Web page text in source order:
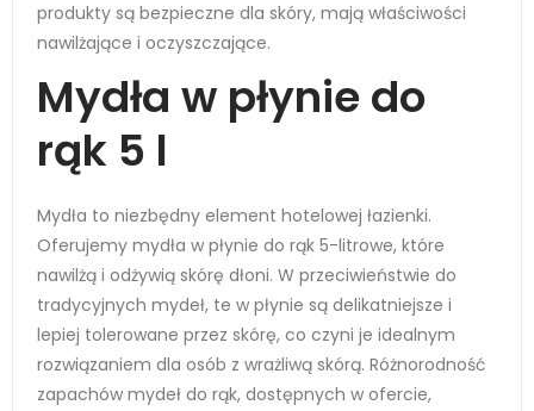
produkty są bezpieczne dla skóry, mają właściwości
nawilżające i oczyszczające.
Mydła w płynie do
rąk 5 l
Mydła to niezbędny element hotelowej łazienki.
Oferujemy mydła w płynie do rąk 5-litrowe, które
nawilżą i odżywią skórę dłoni. W przeciwieństwie do
tradycyjnych mydeł, te w płynie są delikatniejsze i
lepiej tolerowane przez skórę, co czyni je idealnym
rozwiązaniem dla osób z wrażliwą skórą. Różnorodność
zapachów mydeł do rąk, dostępnych w ofercie,